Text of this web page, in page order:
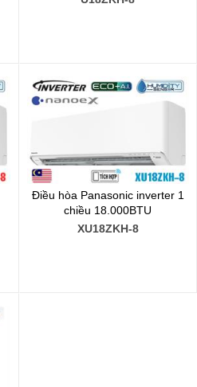
Điều hòa Panasonic inverter 1
chiều 18.000BTU
XU18ZKH-8